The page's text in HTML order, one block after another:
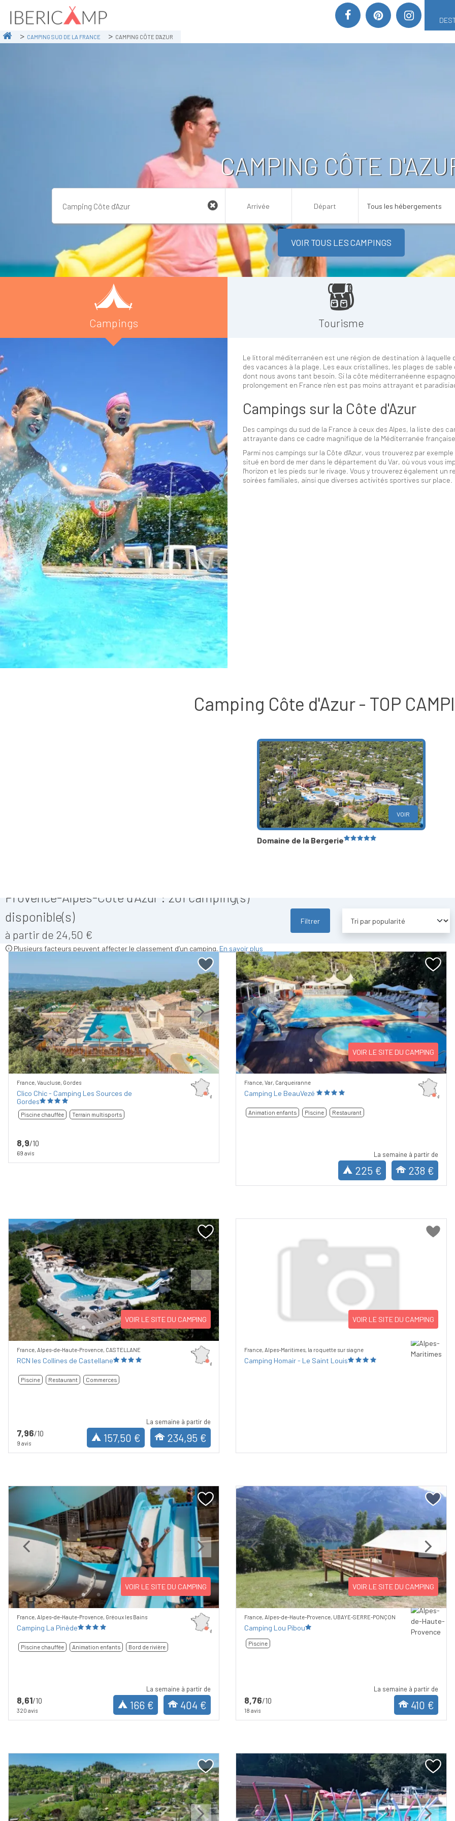
CAMPING SUD DE LA FRANCE CAMPING CÔTE D'AZUR
CAMPING CÔTE
VOIR TOUS LES CAMPINGS
Campings Tourisme
Le littoral méditerranéen est une région de destination à
des vacances à la plage. Les eaux cristallines, les plages de
dont nous avons tant besoin. Si la côte méditerranéenne
prolongement en France n'en est pas moins attrayant et
Campings sur la Côte d'Azur
Des campings du sud de la France à ceux des Alpes, la liste des
attrayante dans ce cadre magnifique de la Méditerranée française
Parmi nos campings sur la Côte d'Azur, vous trouverez par
situé en bord de mer dans le département du Var, où vous vous
l'horizon et les pieds sur le rivage. Vous y trouverez également
soirées familiales, ainsi que diverses activités sportives sur place.
Camping Côte d'Azur - TOP
VOIR
Domaine de la Bergerie
Provence-Alpes-Côte d'Azur : 201 camping(s)
disponible(s)
à partir de 24,50 €
Plusieurs facteurs peuvent affecter le classement d’un camping. En savoir plus
Filtrer
Previous Next
France, Vaucluse, Gordes
Clico Chic - Camping Les Sources de
Gordes
Piscine chauffée Terrain multisports
8,9/10
69 avis
Previous Next
VOIR LE SITE DU CAMPING
France, Var, Carqueiranne
Camping Le BeauVezé
Animation enfants Piscine Restaurant
La semaine à partir de
225 € 238 €
Previous Next
VOIR LE SITE DU CAMPING
France, Alpes-de-Haute-Provence, CASTELLANE
RCN les Collines de Castellane
Piscine Restaurant Commerces
7,96/10
9 avis
La semaine à partir de
157,50 € 234,95 €
VOIR LE SITE DU CAMPING
France, Alpes-Maritimes, la roquette sur siagne
Camping Homair - Le Saint Louis
Next
VOIR LE SITE DU CAMPING
France, Alpes-de-Haute-Provence, Gréoux les Bains
Camping La Pinède
Piscine chauffée Animation enfants Bord de rivière
8,61/10
320 avis
La semaine à partir de
166 € 404 €
Previous Next
VOIR LE SITE DU CAMPING
France, Alpes-de-Haute-Provence, UBAYE-SERRE-PONÇON
Camping Lou Pibou
Piscine
8,76/10
18 avis
La semaine à partir de
410 €